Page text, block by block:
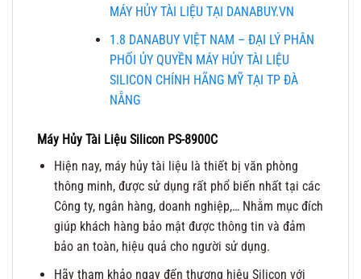
MÁY HỦY TÀI LIỆU TẠI DANABUY.VN
1.8 DANABUY VIỆT NAM – ĐẠI LÝ PHÂN
PHỐI ỦY QUYỀN MÁY HỦY TÀI LIỆU
SILICON CHÍNH HÃNG MỸ TẠI TP ĐÀ
NẴNG
Máy Hủy Tài Liệu Silicon PS-8900C
Hiện nay, máy hủy tài liệu là thiết bị văn phòng
thông minh, được sử dụng rất phổ biến nhất tại các
Công ty, ngân hàng, doanh nghiệp,… Nhằm mục đích
giúp khách hàng bảo mật được thông tin và đảm
bảo an toàn, hiệu quả cho người sử dụng.
Hãy tham khảo ngay đến thương hiệu Silicon với